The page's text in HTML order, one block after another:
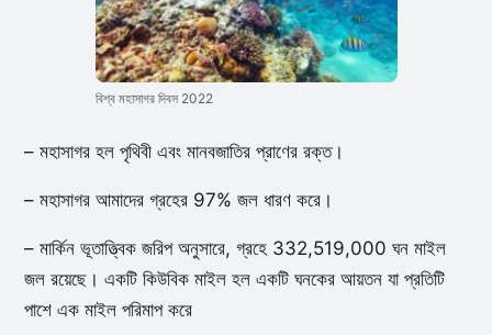
বিশ্ব মহাসাগর দিবস 2022
– মহাসাগর হল পৃথিবী এবং মানবজাতির প্রাণের রক্ত।
– মহাসাগর আমাদের গ্রহের 97% জল ধারণ করে।
– মার্কিন ভূতাত্ত্বিক জরিপ অনুসারে, গ্রহে 332,519,000 ঘন মাইল
জল রয়েছে। একটি কিউবিক মাইল হল একটি ঘনকের আয়তন যা প্রতিটি
পাশে এক মাইল পরিমাপ করে